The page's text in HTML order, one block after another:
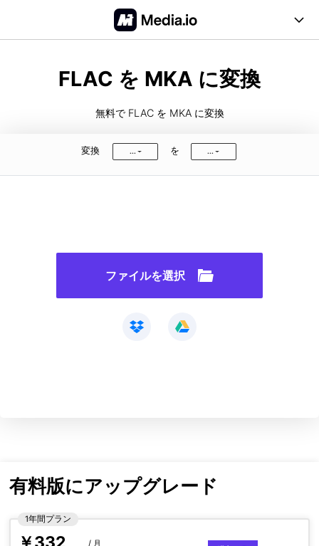
FLAC を MKA に変換
無料で FLAC を MKA に変換
変換 ... を ...
ファイルを選択
有料版にアップグレード
1年間プラン
/ 月